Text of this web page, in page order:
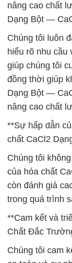
nâng cao chất
Dạng Bột —
Chúng tôi luôn
hiểu rõ nhu cầu
giúp chúng tôi
đồng thời giúp
Dạng Bột —
nâng cao chất
**Sự hấp dẫn
chất CaCl2
Chúng tôi
của hóa chất
còn đánh giá
trong quá trình
**Cam kết và
Chất Đắc
Chúng tôi cam